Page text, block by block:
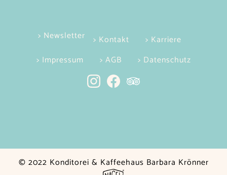
> Newsletter > Kontakt
> Karriere
> Impressum
> AGB > Datenschutz
© 2022 Konditorei & Kaffeehaus Barbara Krönner